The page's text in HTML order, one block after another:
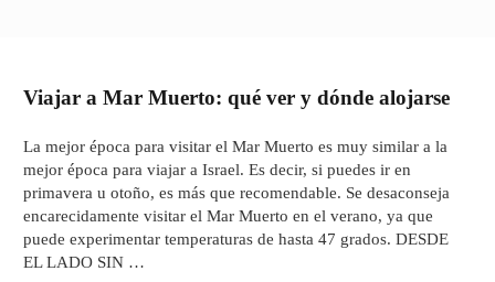
Viajar a Mar Muerto: qué ver y dónde alojarse
La mejor época para visitar el Mar Muerto es muy similar a la
mejor época para viajar a Israel. Es decir, si puedes ir en
primavera u otoño, es más que recomendable. Se desaconseja
encarecidamente visitar el Mar Muerto en el verano, ya que
puede experimentar temperaturas de hasta 47 grados. DESDE
EL LADO SIN …